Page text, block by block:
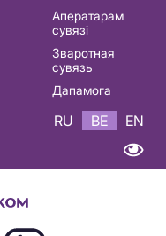
Аператарам
сувязі
Зваротная
сувязь
Дапамога
RU BE EN